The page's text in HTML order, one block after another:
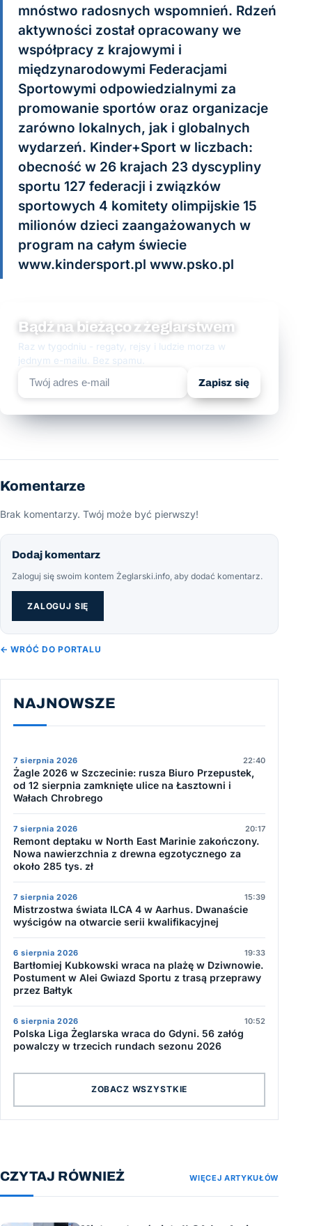
mnóstwo radosnych wspomnień. Rdzeń
aktywności został opracowany we
współpracy z krajowymi i
międzynarodowymi Federacjami
Sportowymi odpowiedzialnymi za
promowanie sportów oraz organizacje
zarówno lokalnych, jak i globalnych
wydarzeń. Kinder+Sport w liczbach:
obecność w 26 krajach 23 dyscypliny
sportu 127 federacji i związków
sportowych 4 komitety olimpijskie 15
milionów dzieci zaangażowanych w
program na całym świecie
www.kindersport.pl www.psko.pl
Bądź na bieżąco z żeglarstwem
Raz w tygodniu - regaty, rejsy i ludzie morza w
jednym e-mailu. Bez spamu.
Zapisz się
Komentarze
Brak komentarzy. Twój może być pierwszy!
Dodaj komentarz
Zaloguj się swoim kontem Żeglarski.info, aby dodać komentarz.
ZALOGUJ SIĘ
← WRÓĆ DO PORTALU
NAJNOWSZE
7 sierpnia 2026 22:40
Żagle 2026 w Szczecinie: rusza Biuro Przepustek,
od 12 sierpnia zamknięte ulice na Łasztowni i
Wałach Chrobrego
7 sierpnia 2026 20:17
Remont deptaku w North East Marinie zakończony.
Nowa nawierzchnia z drewna egzotycznego za
około 285 tys. zł
7 sierpnia 2026 15:39
Mistrzostwa świata ILCA 4 w Aarhus. Dwanaście
wyścigów na otwarcie serii kwalifikacyjnej
6 sierpnia 2026 19:33
Bartłomiej Kubkowski wraca na plażę w Dziwnowie.
Postument w Alei Gwiazd Sportu z trasą przeprawy
przez Bałtyk
6 sierpnia 2026 10:52
Polska Liga Żeglarska wraca do Gdyni. 56 załóg
powalczy w trzecich rundach sezonu 2026
ZOBACZ WSZYSTKIE
CZYTAJ RÓWNIEŻ WIĘCEJ ARTYKUŁÓW